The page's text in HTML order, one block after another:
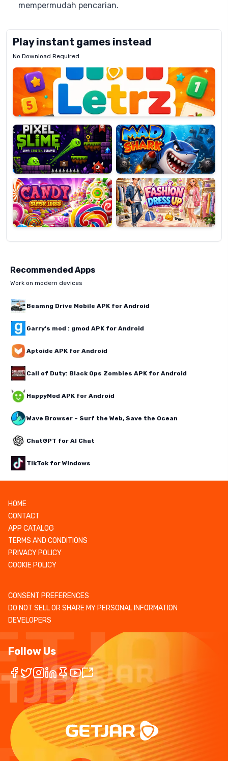
mempermudah pencarian.
Play instant games instead
No Download Required
Letrz
Pixel
Slime
Mad
Shark
Candy
Super
Lines
Fashion
Dress
Up
Recommended Apps
Work on modern devices
Beamng Drive Mobile APK for Android
Garry's mod : gmod APK for Android
Aptoide APK for Android
Call of Duty: Black Ops Zombies APK for Android
HappyMod APK for Android
Wave Browser – Surf the Web, Save the Ocean
ChatGPT for AI Chat
TikTok for Windows
HOME
CONTACT
APP CATALOG
TERMS AND CONDITIONS
PRIVACY POLICY
COOKIE POLICY
CONSENT PREFERENCES
DO NOT SELL OR SHARE MY PERSONAL INFORMATION
DEVELOPERS
Follow Us